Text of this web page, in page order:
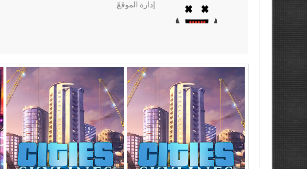
إدارة الموقعً